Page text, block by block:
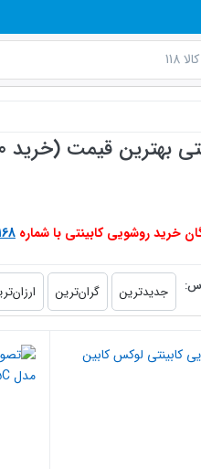
قیمت (خرید 200 مدل+گارانتی )😍😍
خرید روشویی کابینتی با شماره
جدیدترین گران‌ترین